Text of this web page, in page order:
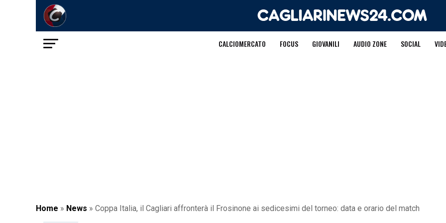
CALCIOMERCATO FOCUS GIOVANILI AUDIO ZONE SOCIAL
Home » News » Coppa Italia, il Cagliari affronterà il Frosinone ai sedicesimi del torneo: data e orario del match